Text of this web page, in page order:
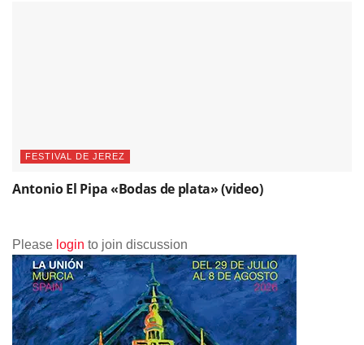
FESTIVAL DE JEREZ
Antonio El Pipa «Bodas de plata» (video)
Please login to join discussion